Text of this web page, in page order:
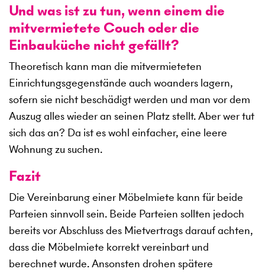
Und was ist zu tun, wenn einem die
mitvermietete Couch oder die
Einbauküche nicht gefällt?
Theoretisch kann man die mitvermieteten
Einrichtungsgegenstände auch woanders lagern,
sofern sie nicht beschädigt werden und man vor dem
Auszug alles wieder an seinen Platz stellt. Aber wer tut
sich das an? Da ist es wohl einfacher, eine leere
Wohnung zu suchen.
Fazit
Die Vereinbarung einer Möbelmiete kann für beide
Parteien sinnvoll sein. Beide Parteien sollten jedoch
bereits vor Abschluss des Mietvertrags darauf achten,
dass die Möbelmiete korrekt vereinbart und
berechnet wurde. Ansonsten drohen spätere